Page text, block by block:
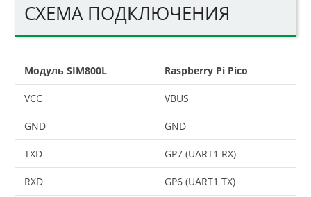
СХЕМА ПОДКЛЮЧЕНИЯ
Модуль SIM800L Raspberry Pi Pico
VCC VBUS
GND GND
TXD GP7 (UART1 RX)
RXD GP6 (UART1 TX)